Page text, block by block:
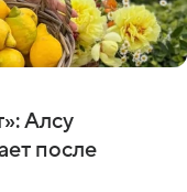
Алсу
после